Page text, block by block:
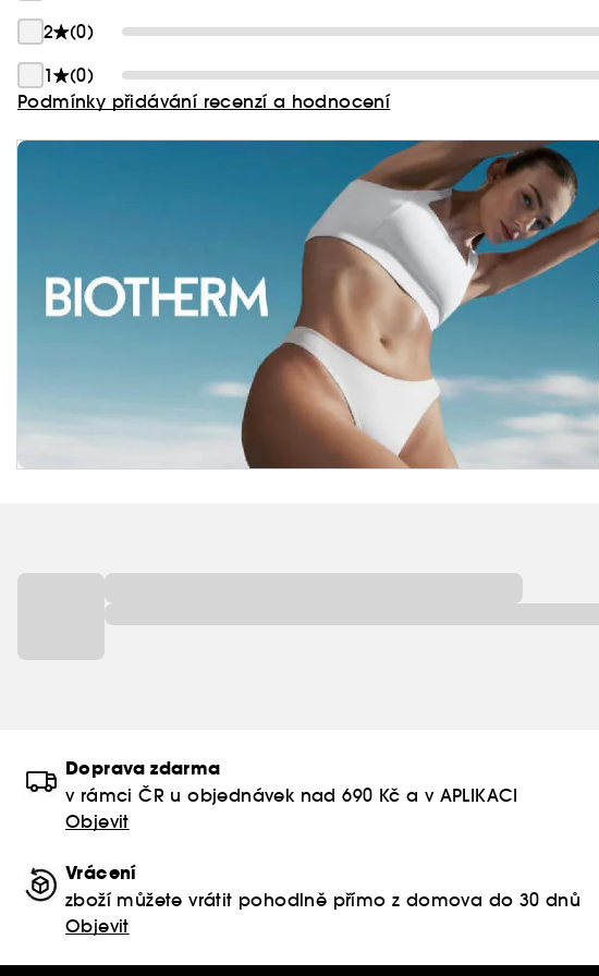
2
(0)
1
(0)
Podmínky přidávání recenzí a hodnocení
Doprava zdarma
v rámci ČR u objednávek nad 690 Kč a v APLIKACI
Objevit
Vrácení
zboží můžete vrátit pohodlně přímo z domova do 30 dnů
Objevit